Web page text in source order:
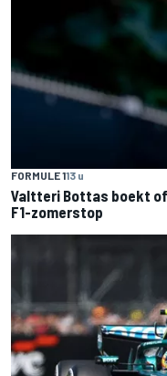
FORMULE 113 u
Valtteri Bottas boekt
F1-zomerstop